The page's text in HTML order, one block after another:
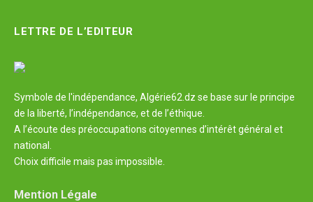
LETTRE DE L’EDITEUR
Symbole de l'indépendance, Algérie62.dz se base sur le principe
de la liberté, l’indépendance, et de l’éthique.
A l’écoute des préoccupations citoyennes d’intérêt général et
national.
Choix difficile mais pas impossible.
Mention Légale